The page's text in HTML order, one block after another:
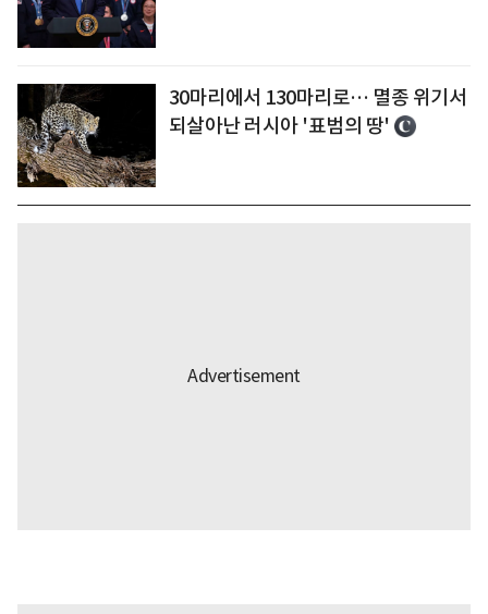
30마리에서 130마리로… 멸종 위기서
되살아난 러시아 '표범의 땅'